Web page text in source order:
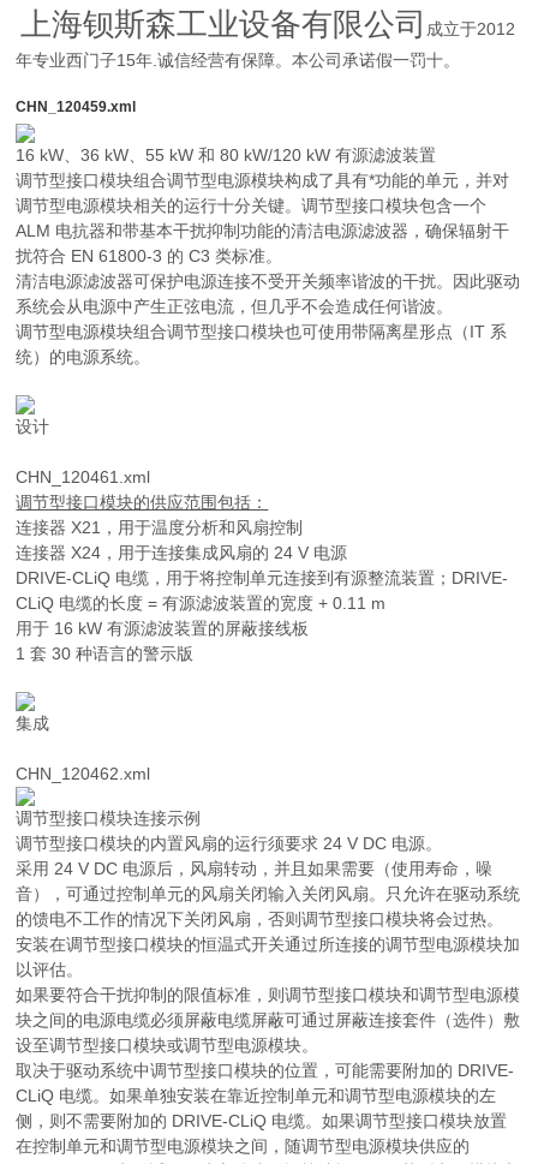
上海钡斯森工业设备有限公司 成立于2012
年专业西门子15年.诚信经营有保障。本公司承诺假一罚十。
CHN_120459.xml
16 kW、36 kW、55 kW 和 80 kW/120 kW 有源滤波装置
调节型接口模块组合调节型电源模块构成了具有*功能的单元，并对
调节型电源模块相关的运行十分关键。调节型接口模块包含一个
ALM 电抗器和带基本干扰抑制功能的清洁电源滤波器，确保辐射干
扰符合 EN 61800‑3 的 C3 类标准。
清洁电源滤波器可保护电源连接不受开关频率谐波的干扰。因此驱动
系统会从电源中产生正弦电流，但几乎不会造成任何谐波。
调节型电源模块组合调节型接口模块也可使用带隔离星形点（IT 系
统）的电源系统。
设计
CHN_120461.xml
调节型接口模块的供应范围包括：
连接器 X21，用于温度分析和风扇控制
连接器 X24，用于连接集成风扇的 24 V 电源
DRIVE-CLiQ 电缆，用于将控制单元连接到有源整流装置；DRIVE-
CLiQ 电缆的长度 = 有源滤波装置的宽度 + 0.11 m
用于 16 kW 有源滤波装置的屏蔽接线板
1 套 30 种语言的警示版
集成
CHN_120462.xml
调节型接口模块连接示例
调节型接口模块的内置风扇的运行须要求 24 V DC 电源。
采用 24 V DC 电源后，风扇转动，并且如果需要（使用寿命，噪
音），可通过控制单元的风扇关闭输入关闭风扇。只允许在驱动系统
的馈电不工作的情况下关闭风扇，否则调节型接口模块将会过热。
安装在调节型接口模块的恒温式开关通过所连接的调节型电源模块加
以评估。
如果要符合干扰抑制的限值标准，则调节型接口模块和调节型电源模
块之间的电源电缆必须屏蔽电缆屏蔽可通过屏蔽连接套件（选件）敷
设至调节型接口模块或调节型电源模块。
取决于驱动系统中调节型接口模块的位置，可能需要附加的 DRIVE-
CLiQ 电缆。如果单独安装在靠近控制单元和调节型电源模块的左
侧，则不需要附加的 DRIVE-CLiQ 电缆。如果调节型接口模块放置
在控制单元和调节型电源模块之间，随调节型电源模块供应的